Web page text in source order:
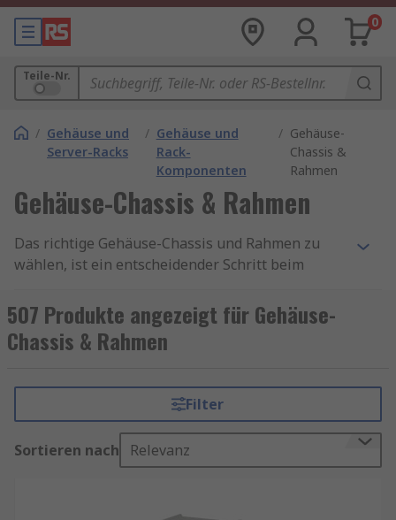
0
Teile-Nr.
/ Gehäuse und
Server-Racks
/ Gehäuse und
Rack-
Komponenten
/ Gehäuse-
Chassis &
Rahmen
Gehäuse-Chassis & Rahmen
Das richtige Gehäuse-Chassis und Rahmen zu
wählen, ist ein entscheidender Schritt beim
die Ästhetik, sondern auch die Leistung und
Lebensdauer Ihrer Hardware. Ob Sie einen
kompakten HTPC, einen leistungsstarken
bauen, es gibt ein Gehäuse, das Ihren
Anforderungen entspricht.
Investieren Sie in ein qualitativ hochwertiges
Gehäuse-Chassis, um sicherzustellen, dass Ihr
507 Produkte angezeigt für Gehäuse-
Chassis & Rahmen
Filter
Sortieren nach Relevanz